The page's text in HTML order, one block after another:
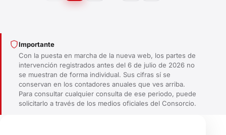
Importante
Con la puesta en marcha de la nueva web, los partes de
intervención registrados antes del 6 de julio de 2026 no
se muestran de forma individual. Sus cifras sí se
conservan en los contadores anuales que ves arriba.
Para consultar cualquier consulta de ese periodo, puede
solicitarlo a través de los medios oficiales del Consorcio.